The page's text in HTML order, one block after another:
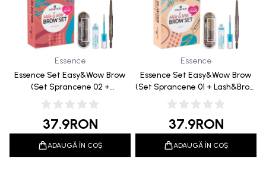
Essence
Essence Set Easy&Wow Brow
(Set Sprancene 02 +
Lash&Brow Gel Mascara +
Creion de Spracene Eyebrow
Pen WTP 03)
37.9RON
ADAUGĂ ÎN COȘ
Essence
Essence Set Easy&Wow Brow
(Set Sprancene 01 + Lash&Brow
Gel Mascara + Creion de
Spracene Eyebrow Pen WTP 01)
37.9RON
ADAUGĂ ÎN COȘ